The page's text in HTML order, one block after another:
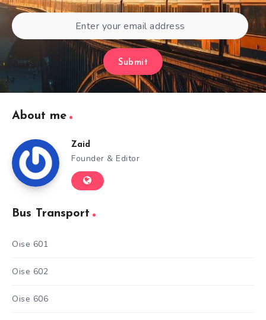
Submit
About me
Zaid
Founder & Editor
Bus Transport
Oise 601
Oise 602
Oise 606